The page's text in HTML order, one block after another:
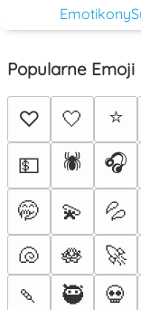
Emotikony
Popularne Emoji
♡ 🤍 ⭐
💵
🕷️ 🎧
🤭
💫 💦
🐚
🪷 🚀
🍡
🥷 💀